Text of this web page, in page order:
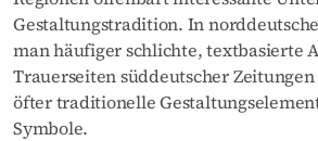
Gestaltungstradition. In
man häufiger schlichte, textbasierte
Trauerseiten süddeutscher
öfter traditionelle
Symbole.